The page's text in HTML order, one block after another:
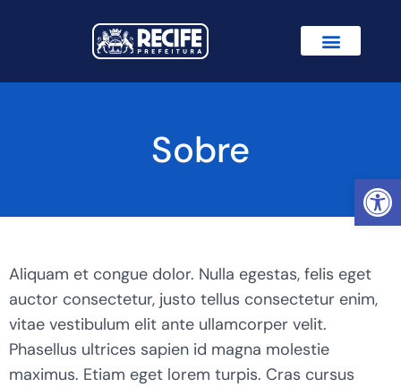
Abrir
Sobre
Aliquam et congue dolor. Nulla egestas, felis eget
auctor consectetur, justo tellus consectetur enim,
vitae vestibulum elit ante ullamcorper velit.
Phasellus ultrices sapien id magna molestie
maximus. Etiam eget lorem turpis. Cras cursus